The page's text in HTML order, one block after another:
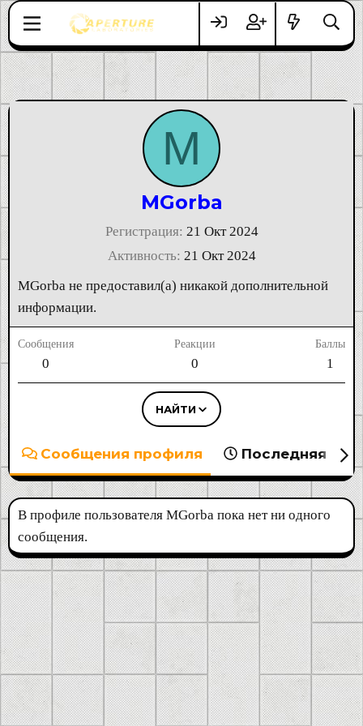
M
MGorba
Регистрация 21 Окт 2024
Активность 21 Окт 2024
MGorba не предоставил(а) никакой дополнительной
информации.
Сообщения
0
Реакции
0
Баллы
1
НАЙТИ
Сообщения профиля Последняя
В профиле пользователя MGorba пока нет ни одного
сообщения.